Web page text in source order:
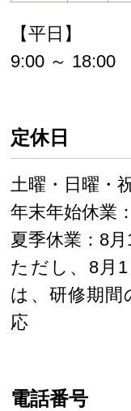
【平日】
9:00 ～ 18:00
定休日
土曜・日曜・
年末年始休業
夏季休業：8
ただし、8月
は、研修期間
応
電話番号